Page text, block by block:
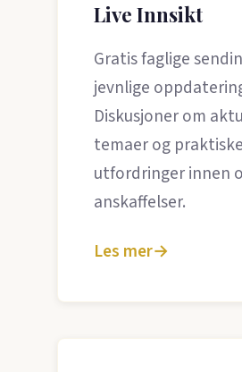
Live Innsikt
Gratis faglige
jevnlige
Diskusjoner om
temaer og praktiske
utfordringer innen
anskaffelser.
Les mer→